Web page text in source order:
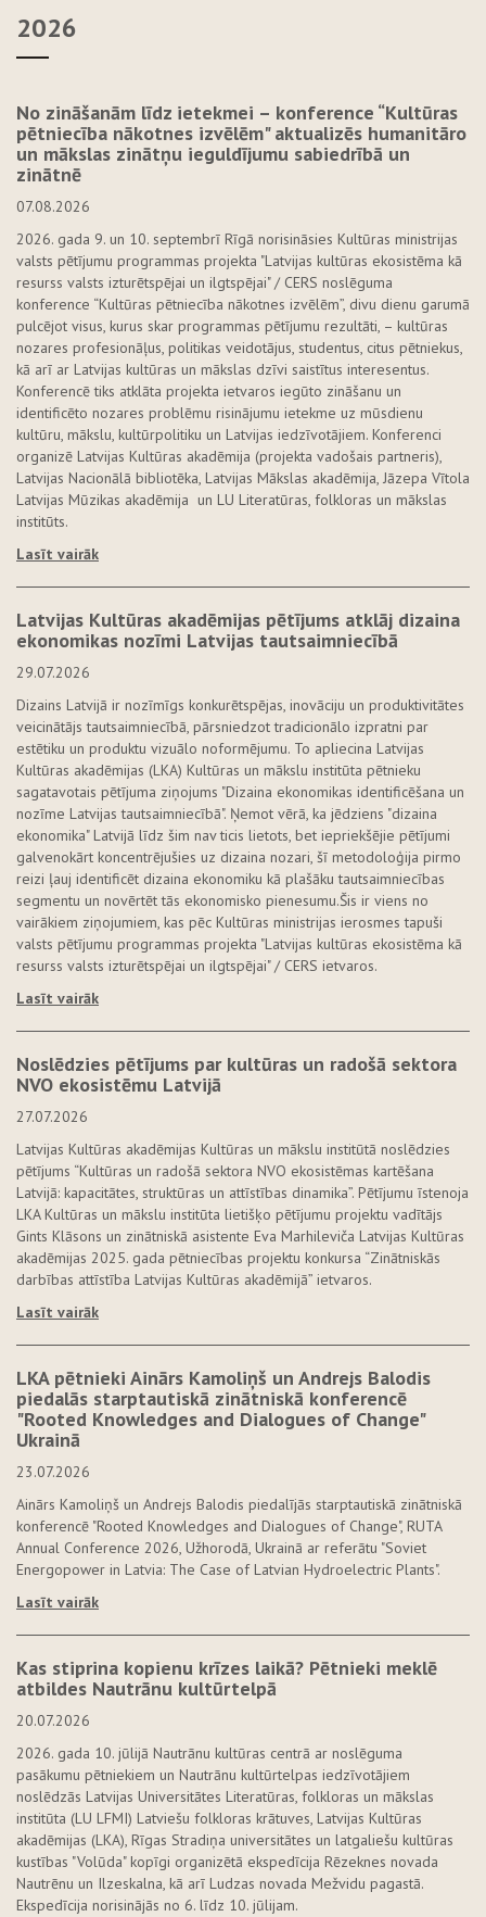
2026​
No zināšanām līdz ietekmei – konference “Kultūras
pētniecība nākotnes izvēlēm" aktualizēs humanitāro
un mākslas zinātņu ieguldījumu sabiedrībā un
zinātnē
07.08.2026
2026. gada 9. un 10. septembrī Rīgā norisināsies Kultūras ministrijas
valsts pētījumu programmas projekta "Latvijas kultūras ekosistēma kā
resurss valsts izturētspējai un ilgtspējai" / CERS noslēguma
konference “Kultūras pētniecība nākotnes izvēlēm”, divu dienu garumā
pulcējot visus, kurus skar programmas pētījumu rezultāti, – kultūras
nozares profesionāļus, politikas veidotājus, studentus, citus pētniekus,
kā arī ar Latvijas kultūras un mākslas dzīvi saistītus interesentus.
Konferencē tiks atklāta projekta ietvaros iegūto zināšanu un
identificēto nozares problēmu risinājumu ietekme uz mūsdienu
kultūru, mākslu, kultūrpolitiku un Latvijas iedzīvotājiem. Konferenci
organizē Latvijas Kultūras akadēmija (projekta vadošais partneris),
Latvijas Nacionālā bibliotēka, Latvijas Mākslas akadēmija, Jāzepa Vītola
Latvijas Mūzikas akadēmija un LU Literatūras, folkloras un mākslas
institūts.
Lasīt vairāk
Latvijas Kultūras akadēmijas pētījums atklāj dizaina
ekonomikas nozīmi Latvijas tautsaimniecībā
29.07.2026
Dizains Latvijā ir nozīmīgs konkurētspējas, inovāciju un produktivitātes
veicinātājs tautsaimniecībā, pārsniedzot tradicionālo izpratni par
estētiku un produktu vizuālo noformējumu. To apliecina Latvijas
Kultūras akadēmijas (LKA) Kultūras un mākslu institūta pētnieku
sagatavotais pētījuma ziņojums "Dizaina ekonomikas identificēšana un
nozīme Latvijas tautsaimniecībā". Ņemot vērā, ka jēdziens "dizaina
ekonomika" Latvijā līdz šim nav ticis lietots, bet iepriekšējie pētījumi
galvenokārt koncentrējušies uz dizaina nozari, šī metodoloģija pirmo
reizi ļauj identificēt dizaina ekonomiku kā plašāku tautsaimniecības
segmentu un novērtēt tās ekonomisko pienesumu.Šis ir viens no
vairākiem ziņojumiem, kas pēc Kultūras ministrijas ierosmes tapuši
valsts pētījumu programmas projekta "Latvijas kultūras ekosistēma kā
resurss valsts izturētspējai un ilgtspējai" / CERS ietvaros.
Lasīt vairāk
Noslēdzies pētījums par kultūras un radošā sektora
NVO ekosistēmu Latvijā
27.07.2026
Latvijas Kultūras akadēmijas Kultūras un mākslu institūtā noslēdzies
pētījums “Kultūras un radošā sektora NVO ekosistēmas kartēšana
Latvijā: kapacitātes, struktūras un attīstības dinamika”. Pētījumu īstenoja
LKA Kultūras un mākslu institūta lietišķo pētījumu projektu vadītājs
Gints Klāsons un zinātniskā asistente Eva Marhileviča Latvijas Kultūras
akadēmijas 2025. gada pētniecības projektu konkursa “Zinātniskās
darbības attīstība Latvijas Kultūras akadēmijā” ietvaros.
Lasīt vairāk
LKA pētnieki Ainārs Kamoliņš un Andrejs Balodis
piedalās starptautiskā zinātniskā konferencē
"Rooted Knowledges and Dialogues of Change"
Ukrainā
23.07.2026
Ainārs Kamoliņš un Andrejs Balodis piedalījās starptautiskā zinātniskā
konferencē "Rooted Knowledges and Dialogues of Change", RUTA
Annual Conference 2026, Užhorodā, Ukrainā ar referātu "Soviet
Energopower in Latvia: The Case of Latvian Hydroelectric Plants".
Lasīt vairāk
Kas stiprina kopienu krīzes laikā? Pētnieki meklē
atbildes Nautrānu kultūrtelpā
20.07.2026
2026. gada 10. jūlijā Nautrānu kultūras centrā ar noslēguma
pasākumu pētniekiem un Nautrānu kultūrtelpas iedzīvotājiem
noslēdzās Latvijas Universitātes Literatūras, folkloras un mākslas
institūta (LU LFMI) Latviešu folkloras krātuves, Latvijas Kultūras
akadēmijas (LKA), Rīgas Stradiņa universitātes un latgaliešu kultūras
kustības "Volūda" kopīgi organizētā ekspedīcija Rēzeknes novada
Nautrēnu un Ilzeskalna, kā arī Ludzas novada Mežvidu pagastā.
Ekspedīcija norisinājās no 6. līdz 10. jūlijam.